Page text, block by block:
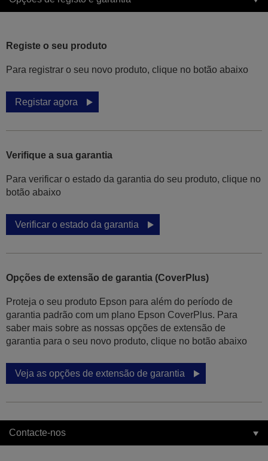
Registe o seu produto
Para registrar o seu novo produto, clique no botão abaixo
Registar agora
Verifique a sua garantia
Para verificar o estado da garantia do seu produto, clique no
botão abaixo
Verificar o estado da garantia
Opções de extensão de garantia (CoverPlus)
Proteja o seu produto Epson para além do período de
garantia padrão com um plano Epson CoverPlus. Para
saber mais sobre as nossas opções de extensão de
garantia para o seu novo produto, clique no botão abaixo
Veja as opções de extensão de garantia
Contacte-nos